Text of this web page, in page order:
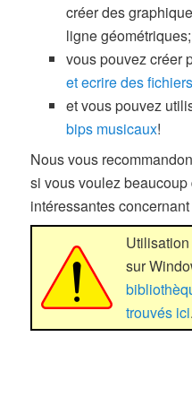
créer des
ligne géométriques;
vous pouvez créer
et ecrire des fichiers
et vous pouvez
bips musicaux!
Nous vous
si vous voulez
intéressantes
sur
trouvés ici.